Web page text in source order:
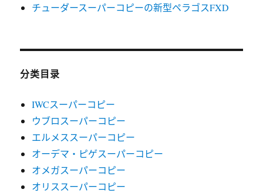
チューダースーパーコピーの新型ペラゴスFXD
分类目录
IWCスーパーコピー
ウブロスーパーコピー
エルメススーパーコピー
オーデマ・ピゲスーパーコピー
オメガスーパーコピー
オリススーパーコピー